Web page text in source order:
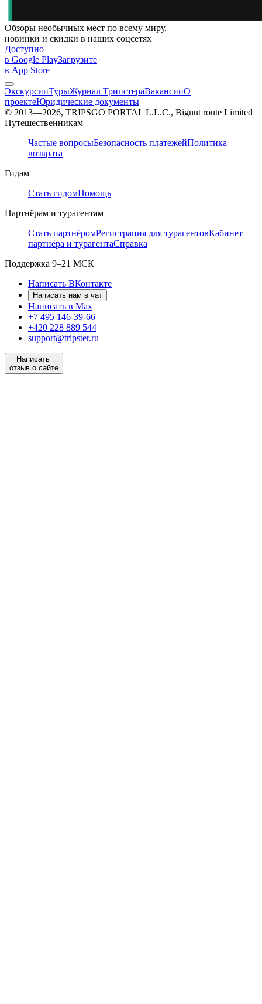
Обзоры необычных мест по всему миру,
новинки и скидки в наших соцсетях
Доступно
в Google PlayЗагрузите
в App Store
ЭкскурсииТурыЖурнал ТрипстераВакансииО
проектеЮридические документы
© 2013—2026, TRIPSGO PORTAL L.L.C., Bignut route Limited
Путешественникам
Частые вопросыБезопасность платежейПолитика
возврата
Гидам
Стать гидомПомощь
Партнёрам и турагентам
Стать партнёромРегистрация для турагентовКабинет
партнёра и турагентаСправка
Поддержка 9–21 МСК
Написать ВКонтакте
Написать нам в чат
Написать в Max
+7 495 146-39-66
+420 228 889 544
support@tripster.ru
Написать
отзыв о сайте